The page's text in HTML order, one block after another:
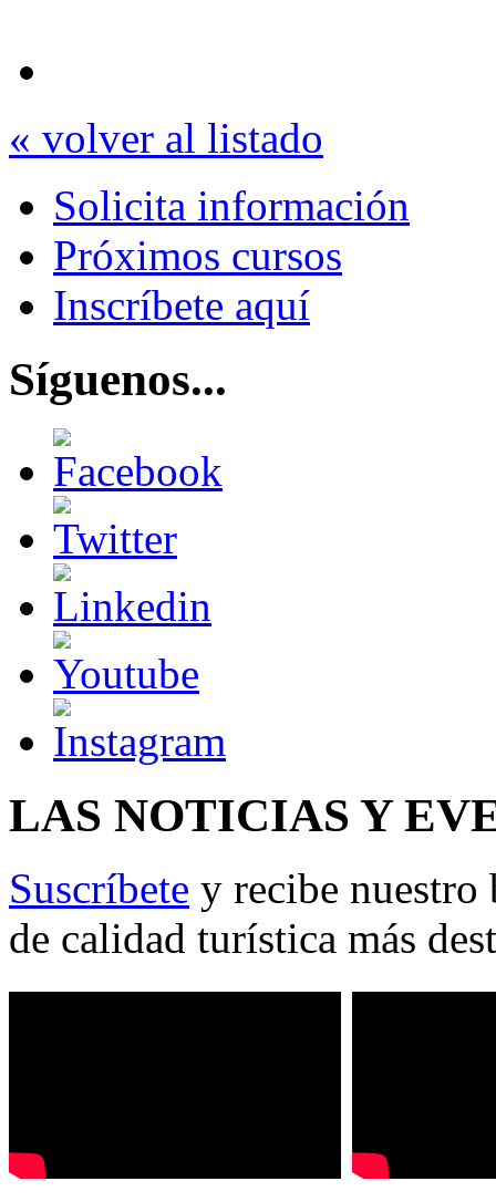
« volver al listado
Solicita información
Próximos cursos
Inscríbete aquí
Síguenos...
LAS NOTICIAS Y
Suscríbete y recibe nuestro
de calidad turística más